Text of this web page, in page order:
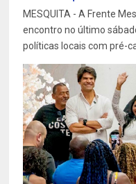
MESQUITA - A Frente
encontro no último
políticas locais com pré-